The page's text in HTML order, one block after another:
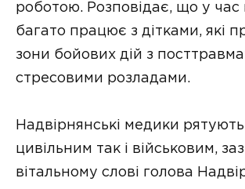
роботою. Розповідає, що у час
багато працює з дітками, які
зони бойових дій з
стресовими розладами.
Надвірнянські медики
цивільним так і військовим,
вітальному слові голова